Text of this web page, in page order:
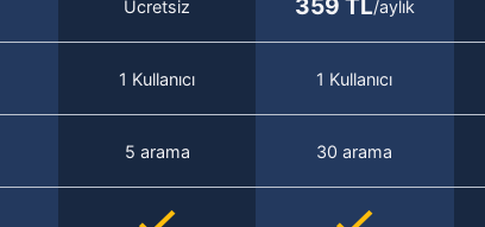
Ücretsiz 359 TL/aylık
1 Kullanıcı 1 Kullanıcı
5 arama 30 arama